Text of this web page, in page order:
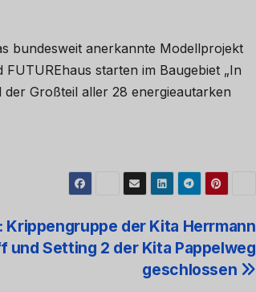
bundesweit anerkannte Modellprojekt
starten im Baugebiet „In
Großteil aller 28 energieautarken
Krippengruppe der Kita Herrmann
und Setting 2 der Kita Pappelweg
geschlossen